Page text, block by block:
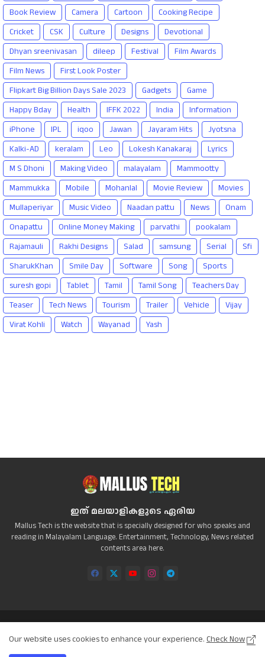
Book Review
Camera Cartoon
Cooking Recipe
Cricket
CSK Culture Designs
Devotional
Dhyan sreenivasan
dileep Festival
Film Awards
Film News
First Look Poster
Flipkart Big Billion Days Sale 2023
Gadgets
Game
Happy Bday
Health IFFK 2022 India
Information
iPhone
IPL iqoo Jawan Jayaram Hits
Jyotsna
Kalki-AD
keralam Leo Lokesh Kanakaraj
Lyrics
M S Dhoni
Making Video malayalam
Mammootty
Mammukka
Mobile Mohanlal Movie Review
Movies
Mullaperiyar
Music Video Naadan pattu News
Onam
Onapattu
Online Money Making parvathi
pookalam
Rajamauli
Rakhi Designs Salad samsung Serial
Sfi
SharukKhan
Smile Day Software Song
Sports
suresh gopi
Tablet Tamil Tamil Song
Teachers Day
Teaser
Tech News Tourism Trailer Vehicle
Vijay
Virat Kohli
Watch Wayanad Yash
ഇത് മലയാളികളുടെ ഏരിയ
Mallus Tech is the website that is specially designed for who speaks and
reading in Malayalam Language. Entertainment, Technology, News related
contents area here.
Disclaimer
Our website uses cookies to enhance your experience. Check Now